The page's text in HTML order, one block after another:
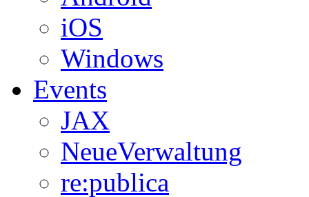
iOS
Windows
Events
JAX
NeueVerwaltung
re:publica